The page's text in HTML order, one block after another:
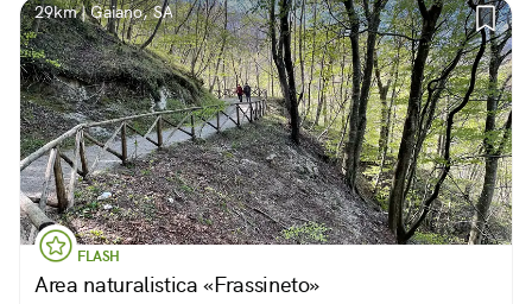
29km | Gaiano, SA
FLASH
Area naturalistica «Frassineto»